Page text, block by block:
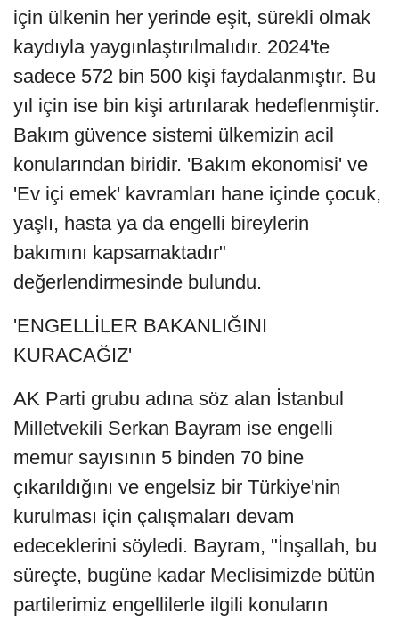
için ülkenin her yerinde eşit, sürekli olmak
kaydıyla yaygınlaştırılmalıdır. 2024'te
sadece 572 bin 500 kişi faydalanmıştır. Bu
yıl için ise bin kişi artırılarak hedeflenmiştir.
Bakım güvence sistemi ülkemizin acil
konularından biridir. 'Bakım ekonomisi' ve
'Ev içi emek' kavramları hane içinde çocuk,
yaşlı, hasta ya da engelli bireylerin
bakımını kapsamaktadır"
değerlendirmesinde bulundu.
'ENGELLİLER BAKANLIĞINI
KURACAĞIZ'
AK Parti grubu adına söz alan İstanbul
Milletvekili Serkan Bayram ise engelli
memur sayısının 5 binden 70 bine
çıkarıldığını ve engelsiz bir Türkiye'nin
kurulması için çalışmaları devam
edeceklerini söyledi. Bayram, "İnşallah, bu
süreçte, bugüne kadar Meclisimizde bütün
partilerimiz engellilerle ilgili konuların